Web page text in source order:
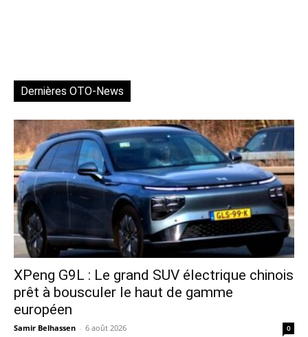
Dernières OTO-News
XPeng G9L : Le grand SUV électrique chinois
prêt à bousculer le haut de gamme
européen
Samir Belhassen - 6 août 2026 0